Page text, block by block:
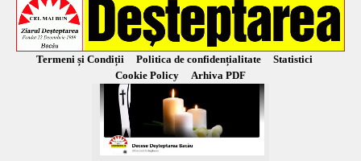
Termeni și Condiții Politica de confidențialitate
Statistici
Cookie Policy
Arhiva PDF